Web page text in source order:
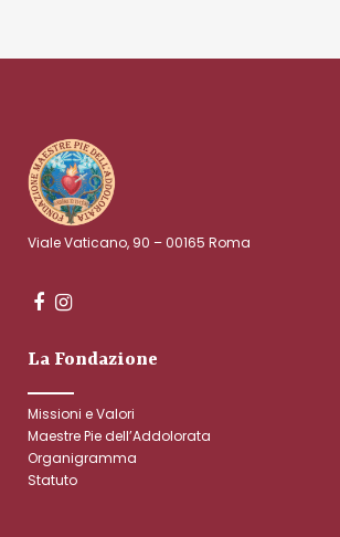
Viale Vaticano, 90 – 00165 Roma
La Fondazione
Missioni e Valori
Maestre Pie dell’Addolorata
Organigramma
Statuto